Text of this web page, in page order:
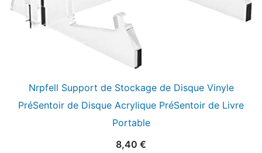
Nrpfell Support de Stockage de Disque Vinyle
PréSentoir de Disque Acrylique PréSentoir de Livre
Portable
8,40 €